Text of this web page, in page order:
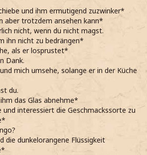
und ihm ermutigend zuzwinker*
aber trotzdem ansehen kann*
nicht, wenn du nicht magst.
ihn nicht zu bedrängen*
als er losprustet*
Dank.
mich umsehe, solange er in der Küche
du.
das Glas abnehme*
und interessiert die Geschmackssorte zu
die dunkelorangene Flüssigkeit